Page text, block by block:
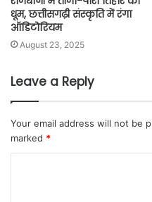
धूम, छत्तीसगढ़ी संस्कृति में रंगा
ऑडिटोरियम
August 23, 2025
Leave a Reply
Your email address will not be
marked *